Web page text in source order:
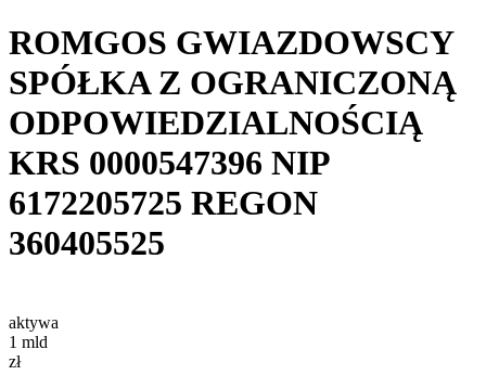
ROMGOS GWIAZDOWSCY
SPÓŁKA Z OGRANICZONĄ
ODPOWIEDZIALNOŚCIĄ
KRS 0000547396 NIP
6172205725 REGON
360405525
aktywa
1 mld
zł